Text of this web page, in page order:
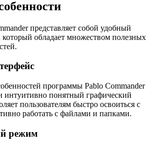
представляет собой удобный
обладает множеством полезных
программы Pablo Commander
интуитивно понятный графический
пользователям быстро освоиться с
работать с файлами и папками.
режим